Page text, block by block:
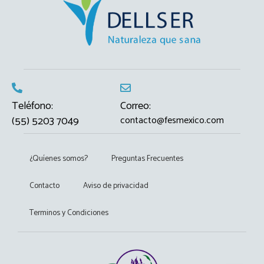
Teléfono:
(55) 5203 7049
Correo:
contacto@fesmexico.com
¿Quíenes somos? Preguntas Frecuentes
Contacto Aviso de privacidad
Terminos y Condiciones